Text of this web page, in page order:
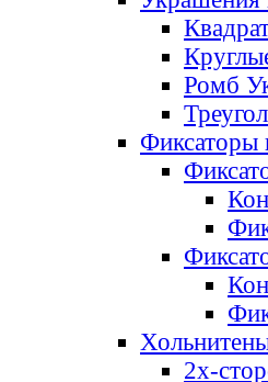
Ромб
Фиксаторы
2х-